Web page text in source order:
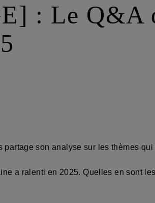
: Le Q&A
partage son analyse sur les thèmes
a ralenti en 2025. Quelles en sont